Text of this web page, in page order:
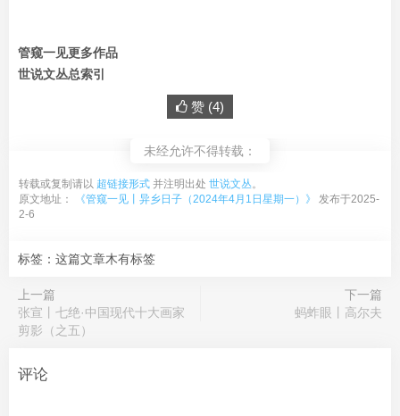
管窥一见更多作品
世说文丛总索引
赞 (4)
未经允许不得转载：
转载或复制请以 超链接形式 并注明出处 世说文丛。
原文地址：
《管窥一见丨异乡日子（2024年4月1日星期一）》
发布于2025-
2-6
标签：这篇文章木有标签
上一篇
张宣丨七绝·中国现代十大画家
剪影（之五）
下一篇
蚂蚱眼丨高尔夫
评论